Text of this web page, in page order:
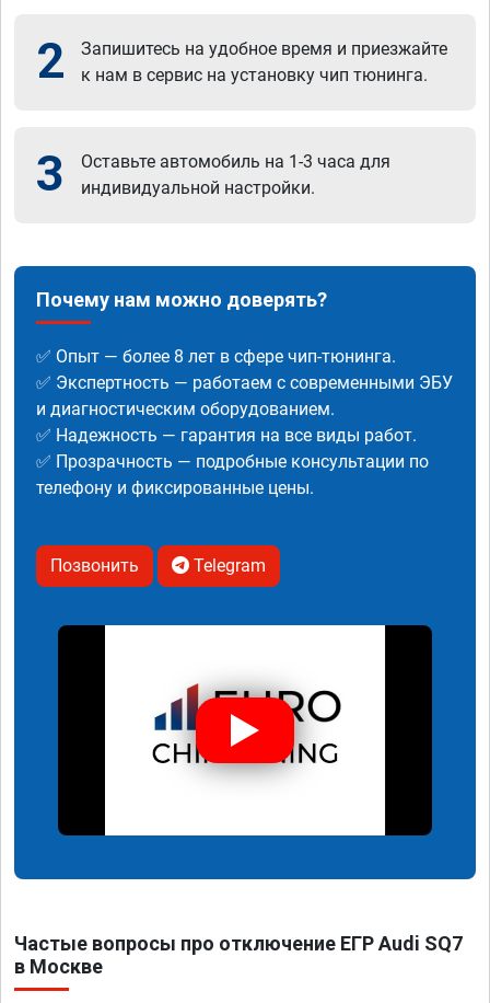
2
Запишитесь на удобное время и приезжайте
к нам в сервис на установку чип тюнинга.
3
Оставьте автомобиль на 1-3 часа для
индивидуальной настройки.
Почему нам можно доверять?
✅ Опыт — более 8 лет в сфере чип-тюнинга.
✅ Экспертность — работаем с современными ЭБУ
и диагностическим оборудованием.
✅ Надежность — гарантия на все виды работ.
✅ Прозрачность — подробные консультации по
телефону и фиксированные цены.
Позвонить Telegram
Частые вопросы про отключение ЕГР Audi SQ7
в Москве